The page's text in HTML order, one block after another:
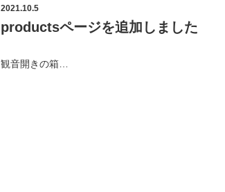
2021.10.5
productsページを追加しました
観音開きの箱…